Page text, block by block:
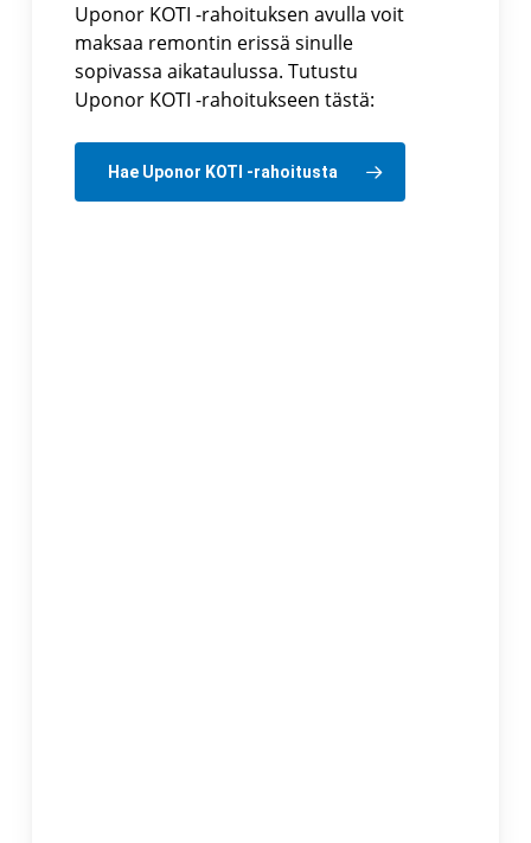
Uponor KOTI -rahoituksen avulla voit
maksaa remontin erissä sinulle
sopivassa aikataulussa. Tutustu
Uponor KOTI -rahoitukseen tästä:
Hae Uponor KOTI -rahoitusta